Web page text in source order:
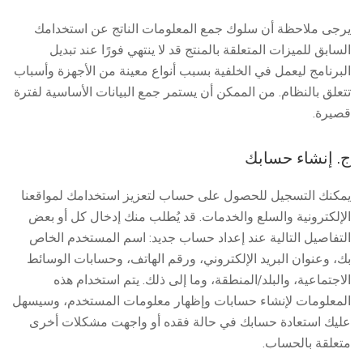
يرجى ملاحظة أن سلوك جمع المعلومات الناتج عن استخدامك
السابق للميزات المتعلقة بالمنتج قد لا ينتهي فورًا عند تبديل
البرنامج ليعمل في الخلفية بسبب أنواع معينة من الأجهزة وأسباب
تتعلق بالنظام. من الممكن أن يستمر جمع البيانات الأساسية لفترة
قصيرة.
ج. إنشاء حسابك
يمكنك التسجيل للحصول على حساب لتعزيز استخدامك لمواقعنا
الإلكترونية والسلع والخدمات. قد يُطلب منك إدخال كل أو بعض
التفاصيل التالية عند إعداد حساب جديد: اسم المستخدم الخاص
بك، وعنوان البريد الإلكتروني، ورقم الهاتف، وحسابات الوسائط
الاجتماعية، والبلد/المنطقة، وما إلى ذلك. يتم استخدام هذه
المعلومات لإنشاء حسابات وإظهار معلومات المستخدم، وسيسهل
عليك استعادة حسابك في حالة فقده أو واجهت مشكلات أخرى
متعلقة بالحساب.